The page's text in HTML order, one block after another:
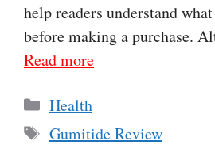
help readers understand
before making a purchase.
Read more
Categories
Health
Tags
Gumitide Review